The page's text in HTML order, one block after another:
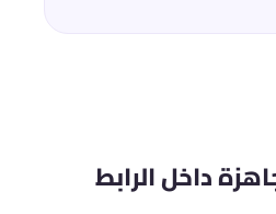
داخل الرابط